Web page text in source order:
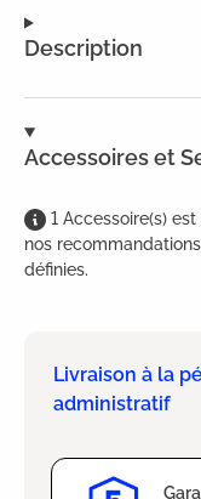
Description
Accessoires et
1 Accessoire(s) est
nos
définies.
Livraison à la
administratif